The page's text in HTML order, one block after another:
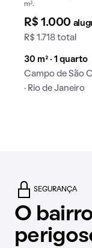
m².
R$ 1.000
R$ 1.718 total
30 m² · 1 quarto
Campo de São
· Rio de Janeiro
SEGURANÇA
O